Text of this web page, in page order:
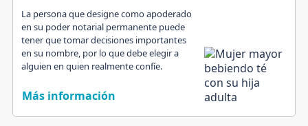
La persona que designe como apoderado
en su poder notarial permanente puede
tener que tomar decisiones importantes
en su nombre, por lo que debe elegir a
alguien en quien realmente confíe.
Más información